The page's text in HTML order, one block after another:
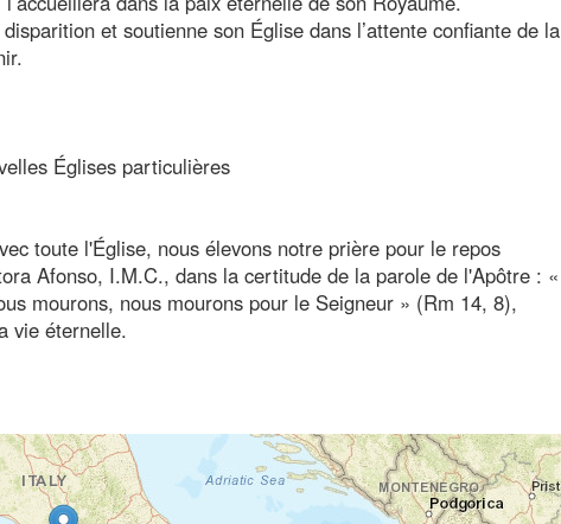
et soutienne son Église dans l’attente confiante de la
Églises particulières
toute l'Église, nous élevons notre prière pour le repos
Afonso, I.M.C., dans la certitude de la parole de l'Apôtre : «
mourons, nous mourons pour le Seigneur » (Rm 14, 8),
vie éternelle.